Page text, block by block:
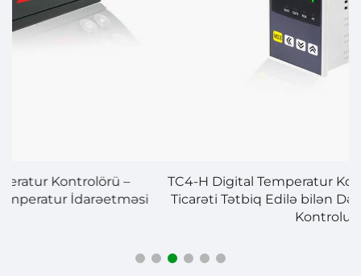
TC4-H Digital Temperatur Kontroloru – Sənayi və
Ticarəti Tətbiq Edilə bilən Dəqiqlikli Temperatur